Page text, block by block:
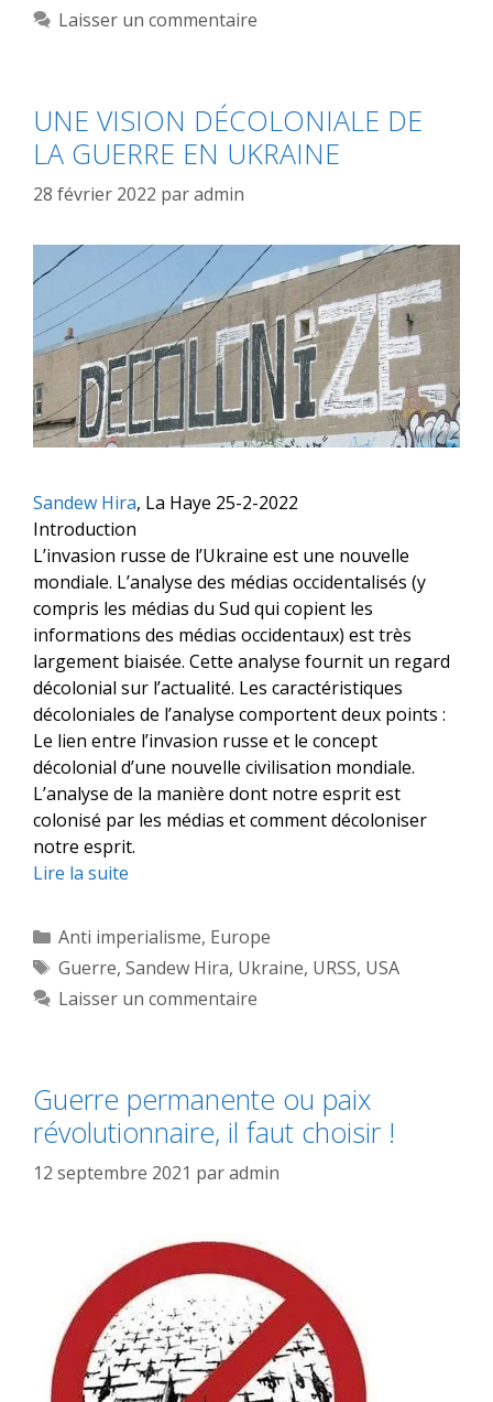
Laisser un commentaire
UNE VISION DÉCOLONIALE DE
LA GUERRE EN UKRAINE
28 février 2022 paradmin
Sandew Hira, La Haye 25-2-2022
Introduction
L’invasion russe de l’Ukraine est une nouvelle
mondiale. L’analyse des médias occidentalisés (y
compris les médias du Sud qui copient les
informations des médias occidentaux) est très
largement biaisée. Cette analyse fournit un regard
décolonial sur l’actualité. Les caractéristiques
décoloniales de l’analyse comportent deux points :
Le lien entre l’invasion russe et le concept
décolonial d’une nouvelle civilisation mondiale.
L’analyse de la manière dont notre esprit est
colonisé par les médias et comment décoloniser
notre esprit.
Lire la suite
Catégories
Anti imperialisme, Europe
Étiquettes
Guerre, Sandew Hira, Ukraine, URSS, USA
Laisser un commentaire
Guerre permanente ou paix
révolutionnaire, il faut choisir !
12 septembre 2021 paradmin